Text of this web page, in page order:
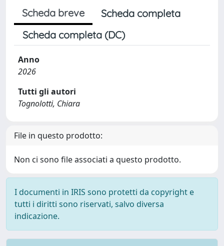
Scheda breve
Scheda completa
Scheda completa (DC)
Anno
2026
Tutti gli autori
Tognolotti, Chiara
File in questo prodotto:
Non ci sono file associati a questo prodotto.
I documenti in IRIS sono protetti da copyright e
tutti i diritti sono riservati, salvo diversa
indicazione.